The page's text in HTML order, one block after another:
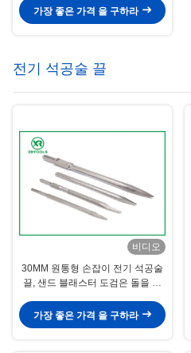
가장 좋은 가격 을 구하라
전기 석공술 끌
비디오
30MM 원통형 손잡이 전기 석공술
끌, 샌드 블래스터 도검은 돌을 따
가장 좋은 가격 을 구하라